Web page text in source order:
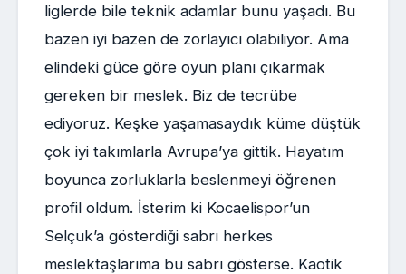
liglerde bile teknik adamlar bunu yaşadı. Bu
bazen iyi bazen de zorlayıcı olabiliyor. Ama
elindeki güce göre oyun planı çıkarmak
gereken bir meslek. Biz de tecrübe
ediyoruz. Keşke yaşamasaydık küme düştük
çok iyi takımlarla Avrupa’ya gittik. Hayatım
boyunca zorluklarla beslenmeyi öğrenen
profil oldum. İsterim ki Kocaelispor’un
Selçuk’a gösterdiği sabrı herkes
meslektaşlarıma bu sabrı gösterse. Kaotik